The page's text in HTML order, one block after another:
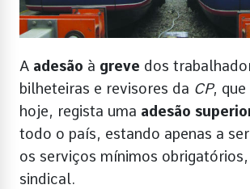
A adesão à greve dos
bilheteiras e revisores da CP, que
hoje, regista uma adesão
todo o país, estando apenas a
os serviços mínimos
sindical.